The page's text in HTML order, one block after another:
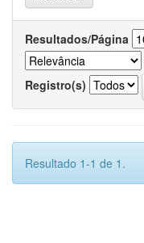
Resultados/Página
Registro(s)
Resultado 1-1 de 1.